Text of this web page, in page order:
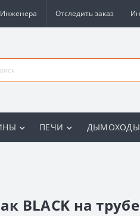
Отследить заказ
ПЕЧИ ДЫМОХОДЫ
BLACK на